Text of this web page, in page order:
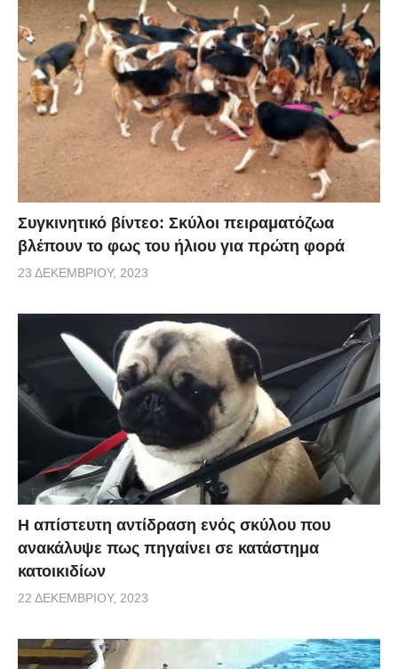
Συγκινητικό βίντεο: Σκύλοι πειραματόζωα
βλέπουν το φως του ήλιου για πρώτη φορά
23 ΔΕΚΕΜΒΡΊΟΥ, 2023
Η απίστευτη αντίδραση ενός σκύλου που
ανακάλυψε πως πηγαίνει σε κατάστημα
κατοικιδίων
22 ΔΕΚΕΜΒΡΊΟΥ, 2023